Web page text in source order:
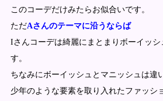
このコーデだけみたらお似合いです。
ただAさんのテーマに沿うならば
Iさんコーデは綺麗にまとまりボーイッシ
す。
ちなみにボーイッシュとマニッシュは違
少年のような要素を取り入れたファッシ